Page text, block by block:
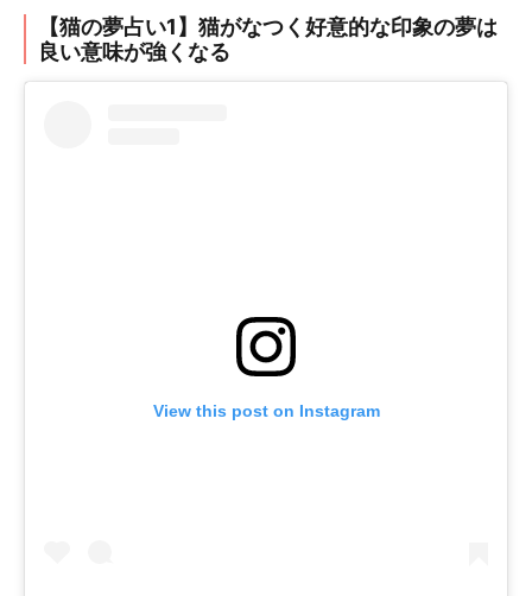
【猫の夢占い1】猫がなつく好意的な印象の夢は
良い意味が強くなる
View this post on Instagram